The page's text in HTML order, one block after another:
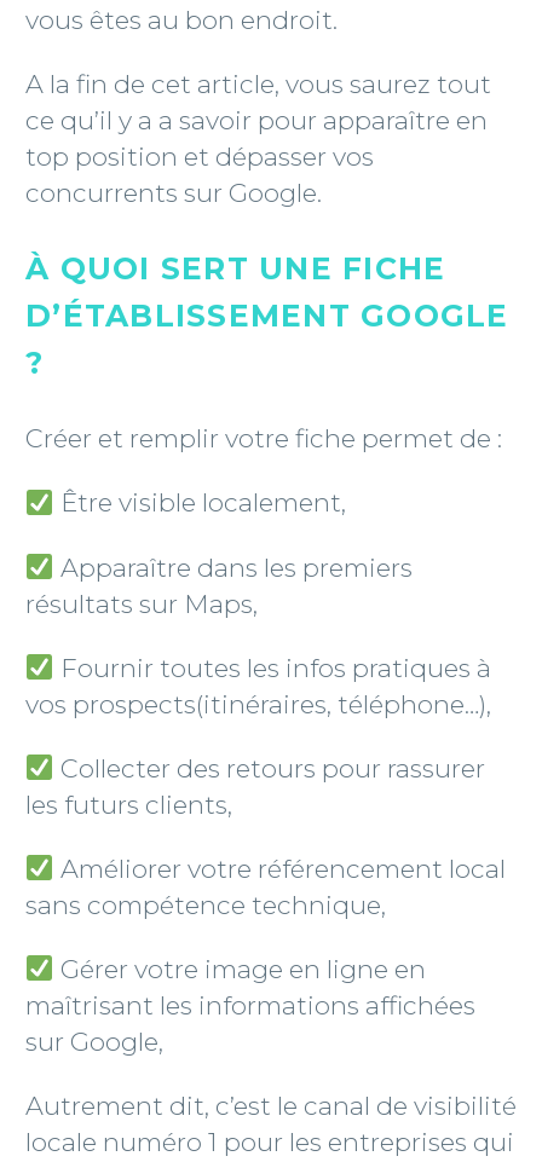
vous êtes au bon endroit.
A la fin de cet article, vous saurez tout
ce qu’il y a a savoir pour apparaître en
top position et dépasser vos
concurrents sur Google.
À QUOI SERT UNE FICHE
D’ÉTABLISSEMENT GOOGLE
?
Créer et remplir votre fiche permet de :
Être visible localement,
Apparaître dans les premiers
résultats sur Maps,
Fournir toutes les infos pratiques à
vos prospects(itinéraires, téléphone…),
Collecter des retours pour rassurer
les futurs clients,
Améliorer votre référencement local
sans compétence technique,
Gérer votre image en ligne en
maîtrisant les informations affichées
sur Google,
Autrement dit, c’est le canal de visibilité
locale numéro 1 pour les entreprises qui